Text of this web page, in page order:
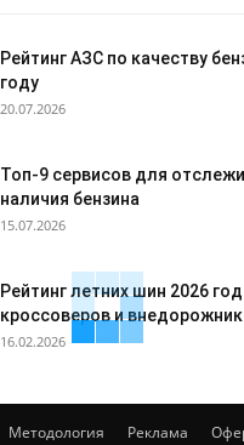
Рейтинг АЗС по качеству
году
20.07.2026
Топ-9 сервисов для
наличия бензина
15.07.2026
Рейтинг летних шин 2026
кроссоверов и
16.02.2026
Методология Реклама